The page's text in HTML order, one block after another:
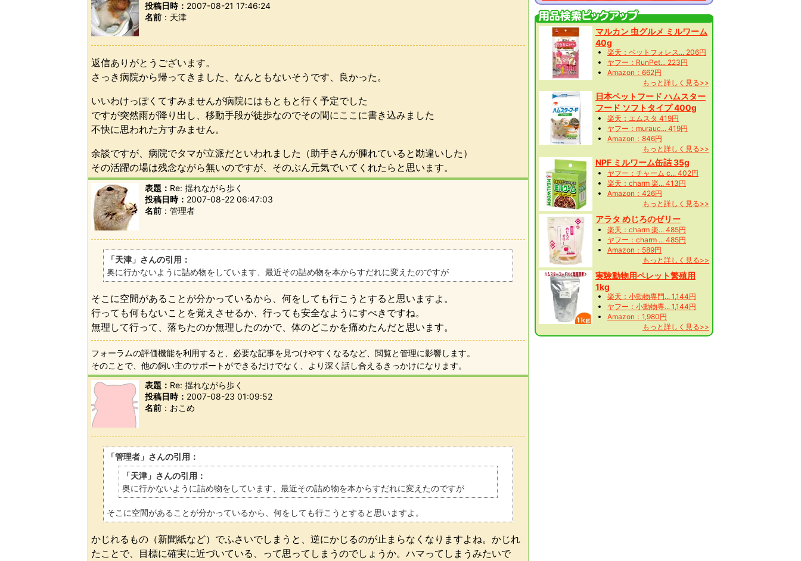
投稿日時： 2007-08-21 17:46:24
名前
天津
返信ありがとうございます。
さっき病院から帰ってきました、なんともないそうです、良かった。
いいわけっぽくてすみませんが病院にはもともと行く予定でした
ですが突然雨が降り出し、移動手段が徒歩なのでその間にここに書き込みました
不快に思われた方すみません。
余談ですが、病院でタマが立派だといわれました（助手さんが腫れていると勘違いした）
その活躍の場は残念ながら無いのですが、そのぶん元気でいてくれたらと思います。
表題： Re: 揺れながら歩く
投稿日時： 2007-08-22 06:47:03
名前
管理者
「天津」さんの引用：
奥に行かないように詰め物をしています、最近その詰め物を本からすだれに変えたのですが
そこに空間があることが分かっているから、何をしても行こうとすると思いますよ。
行っても何もないことを覚えさせるか、行っても安全なようにすべきですね。
無理して行って、落ちたのか無理したのかで、体のどこかを痛めたんだと思います。
フォーラムの評価機能を利用すると、必要な記事を見つけやすくなるなど、閲覧と管理に影響します。
そのことで、他の飼い主のサポートができるだけでなく、より深く話し合えるきっかけになります。
表題： Re: 揺れながら歩く
投稿日時： 2007-08-23 01:09:52
名前
おこめ
「管理者」さんの引用：
「天津」さんの引用：
奥に行かないように詰め物をしています、最近その詰め物を本からすだれに変えたのですが
そこに空間があることが分かっているから、何をしても行こうとすると思いますよ。
かじれるもの（新聞紙など）でふさいでしまうと、逆にかじるのが止まらなくなりますよね。かじれ
たことで、目標に確実に近づいている、って思ってしまうのでしょうか。ハマってしまうみたいで
マルカン 虫グルメ ミルワーム
40g
楽天：ペットフォレス... 206円
ヤフー：RunPet... 223円
Amazon：662円
もっと詳しく見る>>
日本ペットフード ハムスター
フード ソフトタイプ 400g
楽天：エムスタ 419円
ヤフー：murauc... 419円
Amazon：846円
もっと詳しく見る>>
NPF ミルワーム缶詰 35g
ヤフー：チャーム c... 402円
楽天：charm 楽... 413円
Amazon：426円
もっと詳しく見る>>
アラタ めじろのゼリー
楽天：charm 楽... 485円
ヤフー：charm ... 485円
Amazon：589円
もっと詳しく見る>>
実験動物用ペレット繁殖用
1kg
楽天：小動物専門... 1,144円
ヤフー：小動物専... 1,144円
Amazon：1,980円
もっと詳しく見る>>